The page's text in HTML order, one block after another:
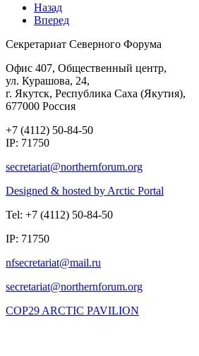
Назад
Вперед
Секретариат Северного Форума
Офис 407, Общественный центр,
ул. Курашова, 24,
г. Якутск, Республика Саха (Якутия),
677000 Россия
+7 (4112) 50-84-50
IP: 71750
Designed & hosted by Arctic Portal
Tel: +7 (4112) 50-84-50
IP: 71750
COP29 ARCTIC PAVILION